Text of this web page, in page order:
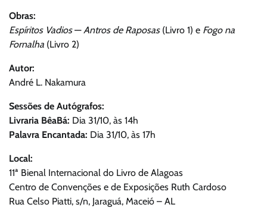
Obras:
Espíritos Vadios— Antros de Raposas(Livro 1) e Fogo na
Fornalha (Livro 2)
Autor:
André L. Nakamura
Sessões de Autógrafos:
Livraria BêaBá: Dia 31/10, às 14h
Palavra Encantada: Dia 31/10, às 17h
Local:
11ª Bienal Internacional do Livro de Alagoas
Centro de Convenções e de Exposições Ruth Cardoso
Rua Celso Piatti, s/n, Jaraguá, Maceió – AL